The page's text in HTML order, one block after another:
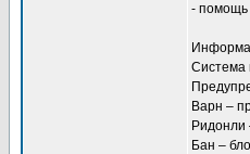
- помощь
Система
Варн –
Ридонли
Бан –